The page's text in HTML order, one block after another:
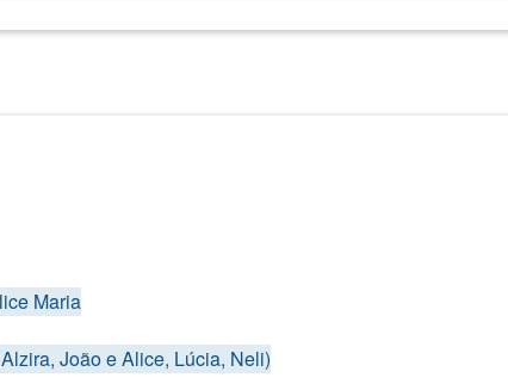
Maria
João e Alice, Lúcia, Neli)